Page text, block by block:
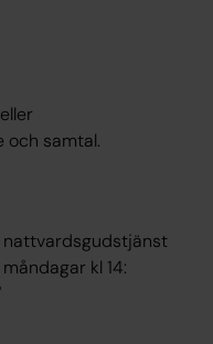
samtal.
nattvardsgudstjänst
kl 14: